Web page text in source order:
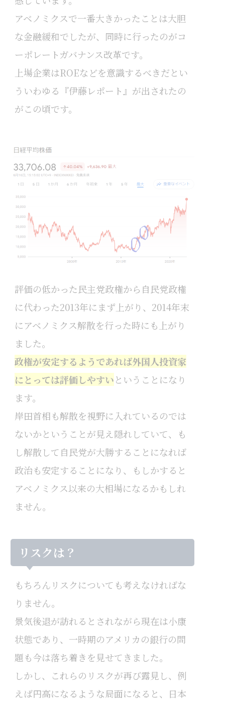
アベノミクスで一番大きかったことは大胆
な金融緩和でしたが、同時に行ったのがコ
ーポレートガバナンス改革です。
上場企業はROEなどを意識するべきだとい
ういわゆる『伊藤レポート』が出されたの
がこの頃です。
評価の低かった民主党政権から自民党政権
に代わった2013年にまず上がり、2014年末
にアベノミクス解散を行った時にも上がり
ました。
政権が安定するようであれば外国人投資家
にとっては評価しやすいということになり
ます。
岸田首相も解散を視野に入れているのでは
ないかということが見え隠れしていて、も
し解散して自民党が大勝することになれば
政治も安定することになり、もしかすると
アベノミクス以来の大相場になるかもしれ
ません。
リスクは？
もちろんリスクについても考えなければな
りません。
景気後退が訪れるとされながら現在は小康
状態であり、一時期のアメリカの銀行の問
題も今は落ち着きを見せてきました。
しかし、これらのリスクが再び露見し、例
えば円高になるような局面になると、日本